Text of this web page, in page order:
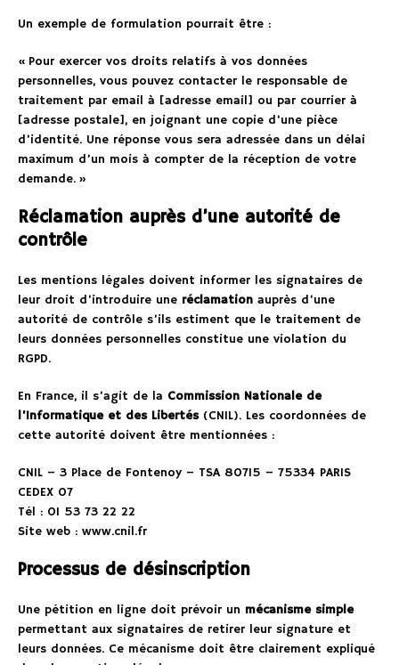
Un exemple de formulation pourrait être :
« Pour exercer vos droits relatifs à vos données
personnelles, vous pouvez contacter le responsable de
traitement par email à [adresse email] ou par courrier à
[adresse postale], en joignant une copie d’une pièce
d’identité. Une réponse vous sera adressée dans un délai
maximum d’un mois à compter de la réception de votre
demande. »
Réclamation auprès d’une autorité de
contrôle
Les mentions légales doivent informer les signataires de
leur droit d’introduire une réclamation auprès d’une
autorité de contrôle s’ils estiment que le traitement de
leurs données personnelles constitue une violation du
RGPD.
En France, il s’agit de la Commission Nationale de
l’Informatique et des Libertés(CNIL). Les coordonnées de
cette autorité doivent être mentionnées :
CNIL – 3 Place de Fontenoy – TSA 80715 – 75334 PARIS
CEDEX 07
Tél : 01 53 73 22 22
Site web : www.cnil.fr
Processus de désinscription
Une pétition en ligne doit prévoir un mécanisme simple
permettant aux signataires de retirer leur signature et
leurs données. Ce mécanisme doit être clairement expliqué